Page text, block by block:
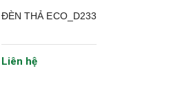
ĐÈN THẢ ECO_D233
Liên hệ